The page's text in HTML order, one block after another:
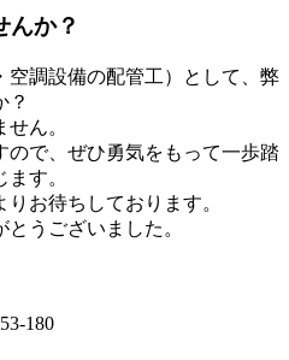
んか？
空調設備の配管工）として、弊
？
ん。
ので、ぜひ勇気をもって一歩踏
す。
りお待ちしております。
うございました。
180